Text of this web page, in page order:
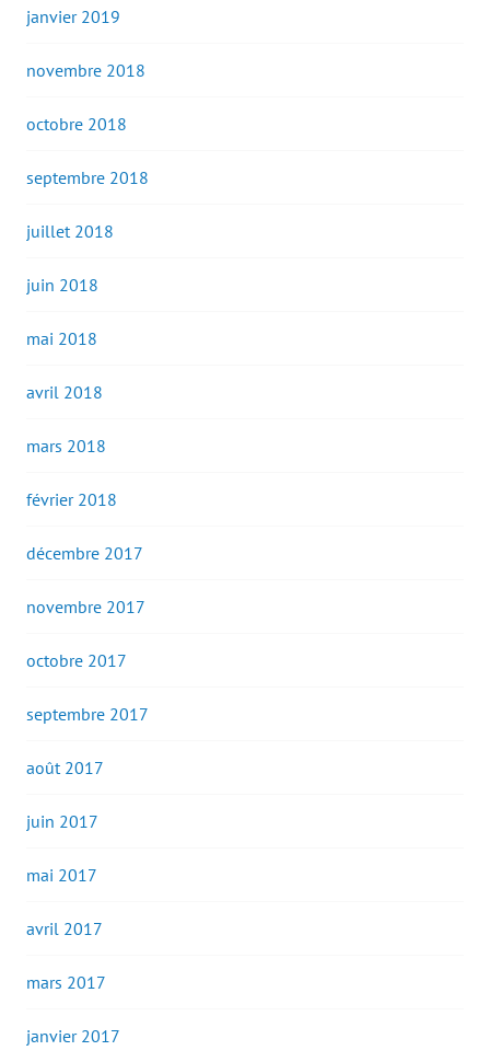
janvier 2019
novembre 2018
octobre 2018
septembre 2018
juillet 2018
juin 2018
mai 2018
avril 2018
mars 2018
février 2018
décembre 2017
novembre 2017
octobre 2017
septembre 2017
août 2017
juin 2017
mai 2017
avril 2017
mars 2017
janvier 2017